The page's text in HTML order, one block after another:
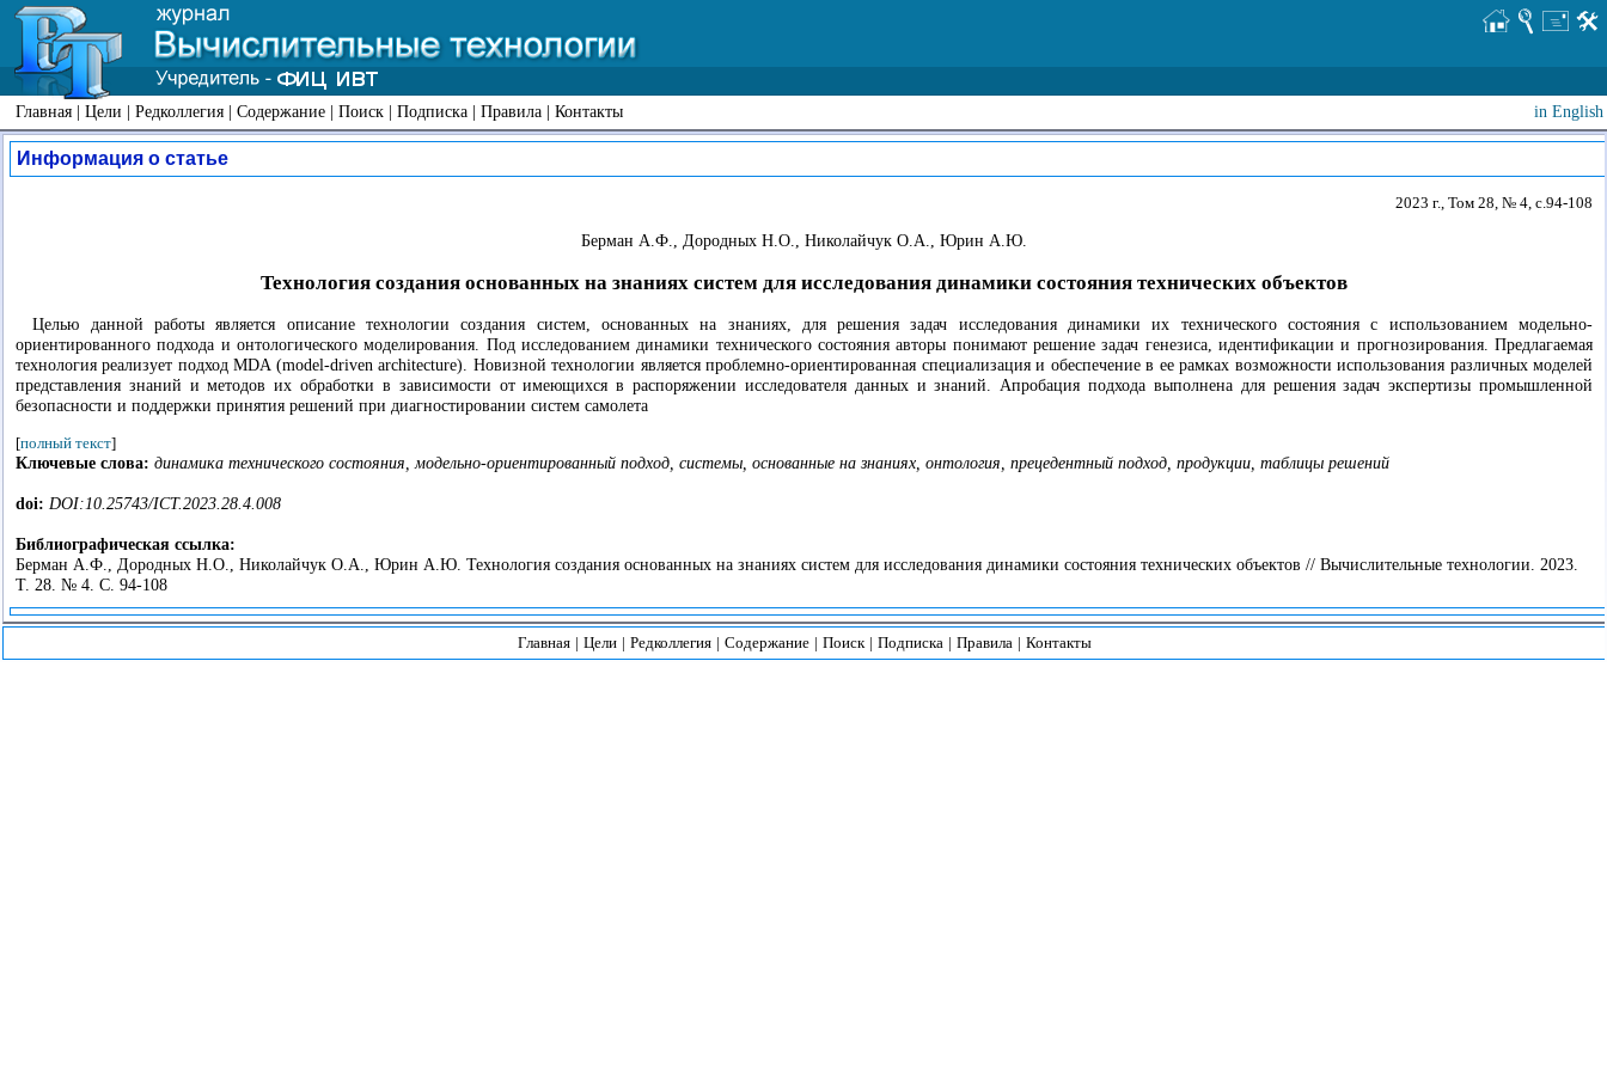
Главная | Цели | Редколлегия | Содержание | Поиск | Подписка | Правила | Контакты in English
Информация о статье
2023 г., Том 28, № 4, с.94-108
Берман А.Ф., Дородных Н.О., Николайчук О.А., Юрин А.Ю.
Технология создания основанных на знаниях систем для исследования динамики состояния технических объектов
Целью данной работы является описание технологии создания систем, основанных на знаниях, для решения задач исследования динамики их технического состояния с использованием модельно-
ориентированного подхода и онтологического моделирования. Под исследованием динамики технического состояния авторы понимают решение задач генезиса, идентификации и прогнозирования. Предлагаемая
технология реализует подход MDA (model-driven architecture). Новизной технологии является проблемно-ориентированная специализация и обеспечение в ее рамках возможности использования различных моделей
представления знаний и методов их обработки в зависимости от имеющихся в распоряжении исследователя данных и знаний. Апробация подхода выполнена для решения задач экспертизы промышленной
безопасности и поддержки принятия решений при диагностировании систем самолета
[полный текст]
Ключевые слова: динамика технического состояния, модельно-ориентированный подход, системы, основанные на знаниях, онтология, прецедентный подход, продукции, таблицы решений
doi: DOI:10.25743/ICT.2023.28.4.008
Библиографическая ссылка:
Берман А.Ф., Дородных Н.О., Николайчук О.А., Юрин А.Ю. Технология создания основанных на знаниях систем для исследования динамики состояния технических объектов // Вычислительные технологии. 2023.
Т. 28. № 4. С. 94-108
Главная | Цели | Редколлегия | Содержание | Поиск | Подписка | Правила | Контакты